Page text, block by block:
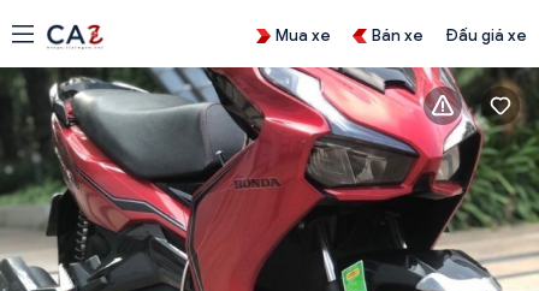
Mua xe Bán xe Đấu giá xe